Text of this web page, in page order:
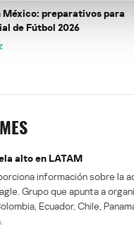
México: preparativos para
de Fútbol 2026
alto en LATAM
información sobre la
Grupo que apunta a
Ecuador, Chile,